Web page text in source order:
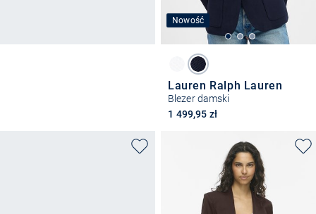
Nowość
Lauren Ralph Lauren
Blezer damski
1 499,95 zł